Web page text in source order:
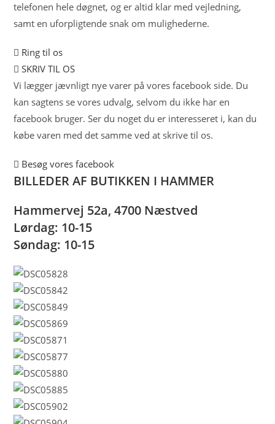
telefonen hele døgnet, og er altid klar med vejledning,
samt en uforpligtende snak om mulighederne.
Ring til os
SKRIV TIL OS
Vi lægger jævnligt nye varer på vores facebook side. Du
kan sagtens se vores udvalg, selvom du ikke har en
facebook bruger. Ser du noget du er interesseret i, kan du
købe varen med det samme ved at skrive til os.
Besøg vores facebook
BILLEDER AF BUTIKKEN I HAMMER
Hammervej 52a, 4700 Næstved
Lørdag: 10-15
Søndag: 10-15